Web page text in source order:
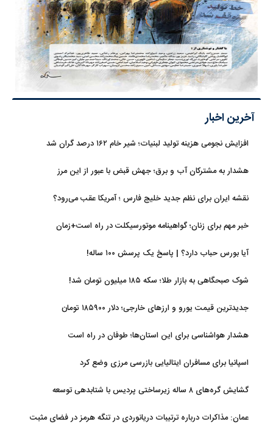
آخرین اخبار
افزایش نجومی هزینه تولید لبنیات؛ شیر خام ۱۶۲ درصد گران شد
هشدار به مشترکان آب و برق؛ جهش قبض با عبور از این مرز
نقشه ایران برای نظم جدید خلیج فارس ؛ آمریکا عقب می‌رود؟
خبر مهم برای زنان؛ گواهینامه موتورسیکلت در راه است+زمان
آیا بورس حباب دارد؟ | پاسخ یک پرسش ۱۰۰ ساله!
شوک صبحگاهی به بازار طلا؛ سکه ۱۸۵ میلیون تومان شد!
جدیدترین قیمت یورو و ارزهای خارجی؛ دلار ۱۸۵۹۰۰ تومان
هشدار هواشناسی برای این استان‌ها؛ طوفان در راه است
اسپانیا برای مسافران ایتالیایی بازرسی مرزی وضع کرد
گشایش گره‌های ۸ ساله زیرساختی پردیس با شتابدهی توسعه
عمان: مذاکرات درباره ترتیبات دریانوردی در تنگه هرمز در فضای مثبت